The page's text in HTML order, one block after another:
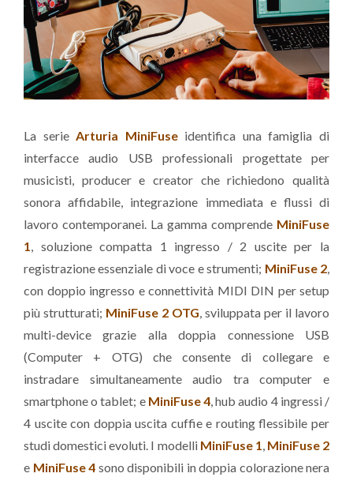
La serie Arturia MiniFuseidentifica una famiglia di
interfacce audio USB professionali progettate per
musicisti, producer e creator che richiedono qualità
sonora affidabile, integrazione immediata e flussi di
lavoro contemporanei. La gamma comprende MiniFuse
1
, soluzione compatta 1 ingresso / 2 uscite per la
registrazione essenziale di voce e strumenti; MiniFuse 2
con doppio ingresso e connettività MIDI DIN per setup
più strutturati; MiniFuse 2 OTG , sviluppata per il lavoro
multi-device grazie alla doppia connessione USB
(Computer + OTG) che consente di collegare e
instradare simultaneamente audio tra computer e
smartphone o tablet; e MiniFuse 4 , hub audio 4 ingressi /
4 uscite con doppia uscita cuffie e routing flessibile per
studi domestici evoluti. I modelli MiniFuse 1 MiniFuse 2
e MiniFuse 4 sono disponibili in doppia colorazione nera